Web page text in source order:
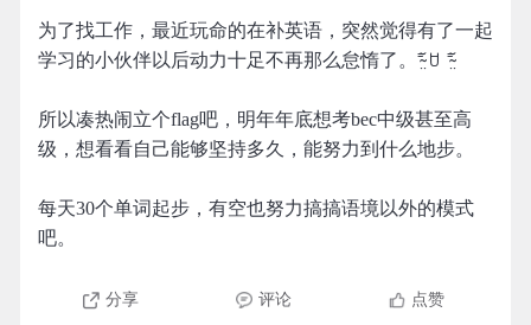
为了找工作，最近玩命的在补英语，突然觉得有了一起
学习的小伙伴以后动力十足不再那么怠惰了。⁼̴̤̆ ꇴ ⁼̴̤̆
所以凑热闹立个flag吧，明年年底想考bec中级甚至高
级，想看看自己能够坚持多久，能努力到什么地步。
每天30个单词起步，有空也努力搞搞语境以外的模式
吧。
分享 评论 点赞